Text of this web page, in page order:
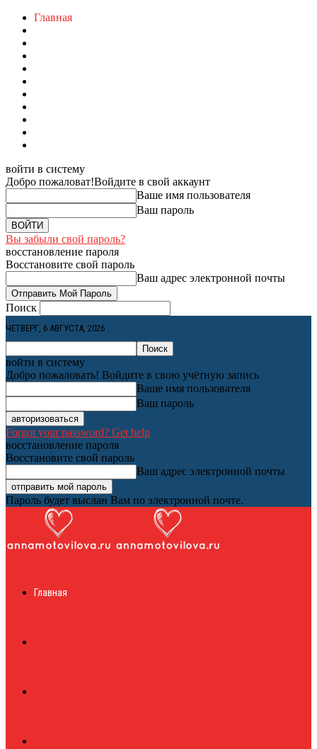
Главная
войти в систему
Добро пожаловат!Войдите в свой аккаунт
Ваше имя пользователя
Ваш пароль
Вы забыли свой пароль?
восстановление пароля
Восстановите свой пароль
Ваш адрес электронной почты
Поиск
ЧЕТВЕРГ, 6 АВГУСТА, 2026
войти в систему
Добро пожаловать! Войдите в свою учётную запись
Ваше имя пользователя
Ваш пароль
Forgot your password? Get help
восстановление пароля
Восстановите свой пароль
Ваш адрес электронной почты
Пароль будет выслан Вам по электронной почте.
журналГлавная